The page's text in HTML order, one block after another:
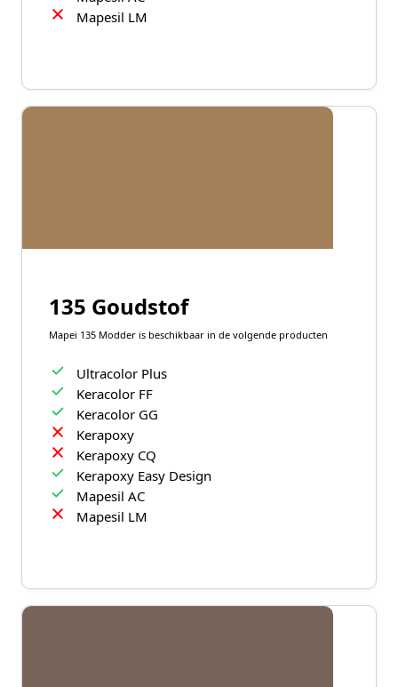
Mapesil LM
135 Goudstof
Mapei 135 Modder is beschikbaar in de volgende producten
Ultracolor Plus
Keracolor FF
Keracolor GG
Kerapoxy
Kerapoxy CQ
Kerapoxy Easy Design
Mapesil AC
Mapesil LM